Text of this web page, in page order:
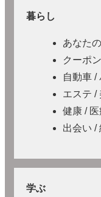
暮らし
あなた
クーポ
自動車 /
エステ /
健康 / 医
出会い /
学ぶ